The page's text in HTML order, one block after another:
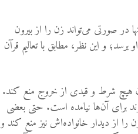
در صورتی می‌تواند زن را از بیرون
و این نظر، مطابق با تعالیم قرآن
هیچ شرط و قیدی از خروج منع کند.
برای آن‌ها نیامده است. حتی بعضی
را از دیدار خانواده‌اش نیز منع کند و